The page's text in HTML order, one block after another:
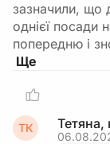
зазначили, що
однієї посади
попередню і
ТК Тетяна,